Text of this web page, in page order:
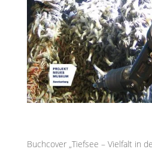
Buchcover „Tiefsee – Vielfalt in